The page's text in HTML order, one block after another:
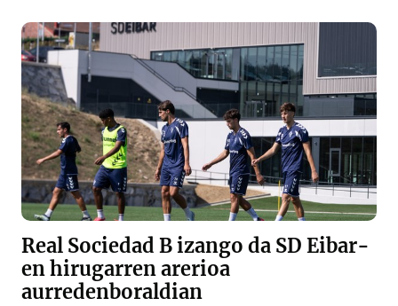
Real Sociedad B izango da SD Eibar-
en hirugarren arerioa
aurredenboraldian